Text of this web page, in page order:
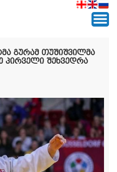
გურამ თუშიშვილმა
პირველი შეხვედრა